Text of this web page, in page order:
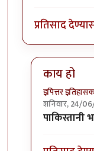
प्रतिसाद
काय हो
इपित्तर
शनिवार, 24/
In reply to
पाकिस्तानी